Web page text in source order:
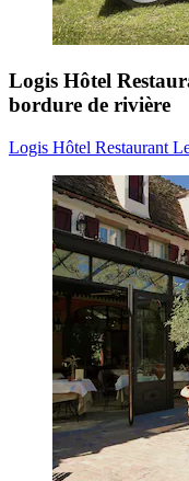
Logis Hôtel
bordure de rivière
Logis Hôtel Restaurant